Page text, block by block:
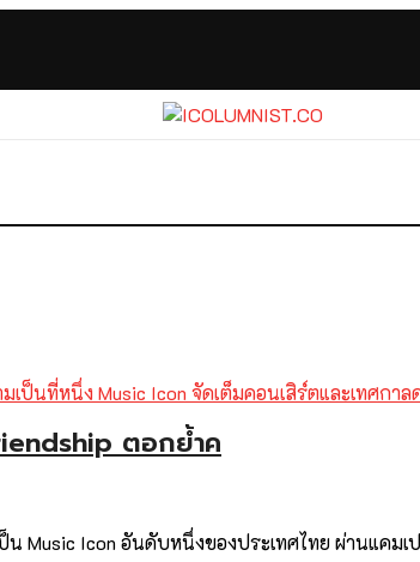
ตอกย้ำค
น Music Icon อันดับหนึ่งของประเทศไทย ผ่านแคม